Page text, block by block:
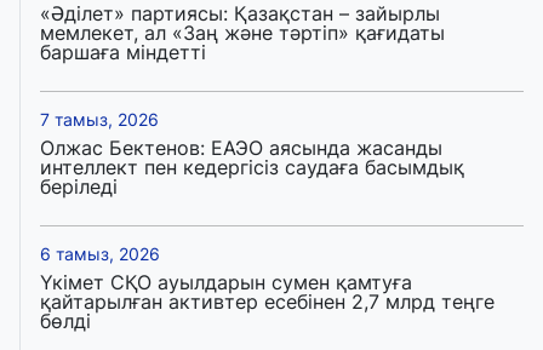
«Әділет» партиясы: Қазақстан – зайырлы
мемлекет, ал «Заң және тәртіп» қағидаты
баршаға міндетті
7 тамыз, 2026
Олжас Бектенов: ЕАЭО аясында жасанды
интеллект пен кедергісіз саудаға басымдық
беріледі
6 тамыз, 2026
Үкімет СҚО ауылдарын сумен қамтуға
қайтарылған активтер есебінен 2,7 млрд теңге
бөлді